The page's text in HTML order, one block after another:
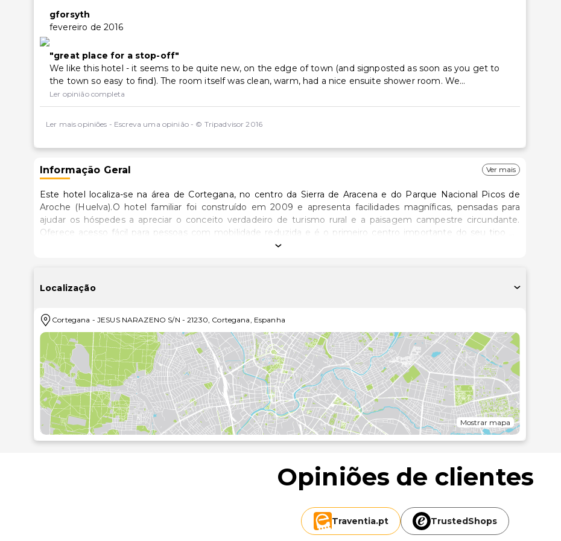
gforsyth
fevereiro de 2016
great place for a stop-off
We like this hotel - it seems to be quite new, on the edge of town (and signposted as soon as you get to
the town so easy to find). The room itself was clean, warm, had a nice ensuite shower room. We...
Ler opinião completa
Ler mais opiniões - Escreva uma opinião - © Tripadvisor 2016
Informação Geral Ver mais
Este hotel localiza-se na área de Cortegana, no centro da Sierra de Aracena e do Parque Nacional Picos de
Aroche (Huelva).O hotel familiar foi construído em 2009 e apresenta facilidades magníficas, pensadas para
ajudar os hóspedes a apreciar o conceito verdadeiro de turismo rural e a paisagem campestre circundante.
Oferece acesso fácil para pessoas com mobilidade reduzida e é o primeiro centro importante do seu tipo na
Andaluzia. Proporciona diversão e descontracção, bem como actividades terapêuticas, treinos e turismo. Este
Existe um café, uma sala de refeições, instalações para conferências e acesso à Internet sem fios. O parque de
estacionamento estará ao dispor de hóspedes com viatura própria.Os amplos quartos confortáveis apresentam
duche/banheira e secador de cabelo, bem como cama de casal. Estão equipados com telefone, televisão,
acesso à Internet e kitchenette. Adicionalmente compreendem ar condicionado e aquecimento.Uma das
maravilhas deste hotel é a sua piscina coberta aquecida, que conta com uma rampa e um elevador para
permitir o acesso à água. O centro de reabilitação conta também com tecnologia de ponta para tratamentos e
sessões de fisioterapia.Os hóspedes poderão seleccionar o seu pequeno-almoço continental do buffet e o
almoço e o jantar à la carte ou como menu.
Localização
Cortegana - JESUS NARAZENO S/N -21230, Cortegana, Espanha
Mostrar mapa
Opiniões de clientes
Traventia.pt TrustedShops